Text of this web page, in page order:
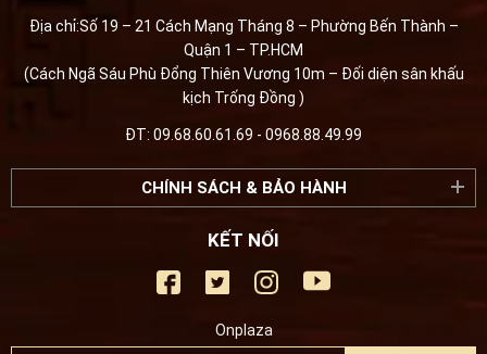
Địa chỉ:Số 19 – 21 Cách Mạng Tháng 8 – Phường Bến Thành –
Quận 1 – TP.HCM
(Cách Ngã Sáu Phù Đổng Thiên Vương 10m – Đối diện sân khấu
kịch Trống Đồng )
ĐT: 09.68.60.61.69 - 0968.88.49.99
CHÍNH SÁCH & BẢO HÀNH
KẾT NỐI
Onplaza